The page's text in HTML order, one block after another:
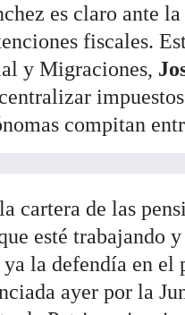
es claro ante
fiscales.
y Migraciones,
compitan
cartera de las
esté trabajando
la defendía en el
ayer por la